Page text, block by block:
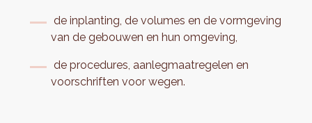
de inplanting, de volumes en de vormgeving
van de gebouwen en hun omgeving,
de procedures, aanlegmaatregelen en
voorschriften voor wegen.